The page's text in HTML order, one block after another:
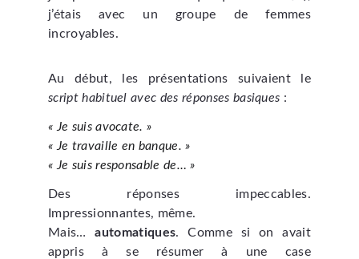
j’étais avec un groupe de femmes
incroyables.
Au début, les présentations suivaient le
script habituel avec des réponses basiques :
« Je suis avocate. »
« Je travaille en banque. »
« Je suis responsable de… »
Des réponses impeccables.
Impressionnantes, même.
Mais…automatiques. Comme si on avait
appris à se résumer à une case